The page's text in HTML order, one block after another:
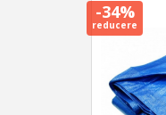
-34%
reducere